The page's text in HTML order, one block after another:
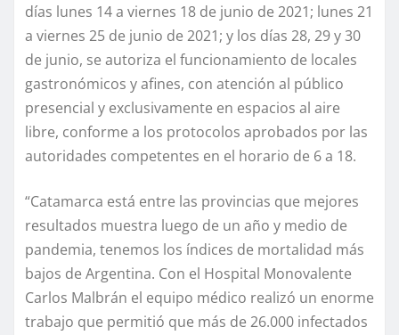
días lunes 14 a viernes 18 de junio de 2021; lunes 21
a viernes 25 de junio de 2021; y los días 28, 29 y 30
de junio, se autoriza el funcionamiento de locales
gastronómicos y afines, con atención al público
presencial y exclusivamente en espacios al aire
libre, conforme a los protocolos aprobados por las
autoridades competentes en el horario de 6 a 18.
“Catamarca está entre las provincias que mejores
resultados muestra luego de un año y medio de
pandemia, tenemos los índices de mortalidad más
bajos de Argentina. Con el Hospital Monovalente
Carlos Malbrán el equipo médico realizó un enorme
trabajo que permitió que más de 26.000 infectados